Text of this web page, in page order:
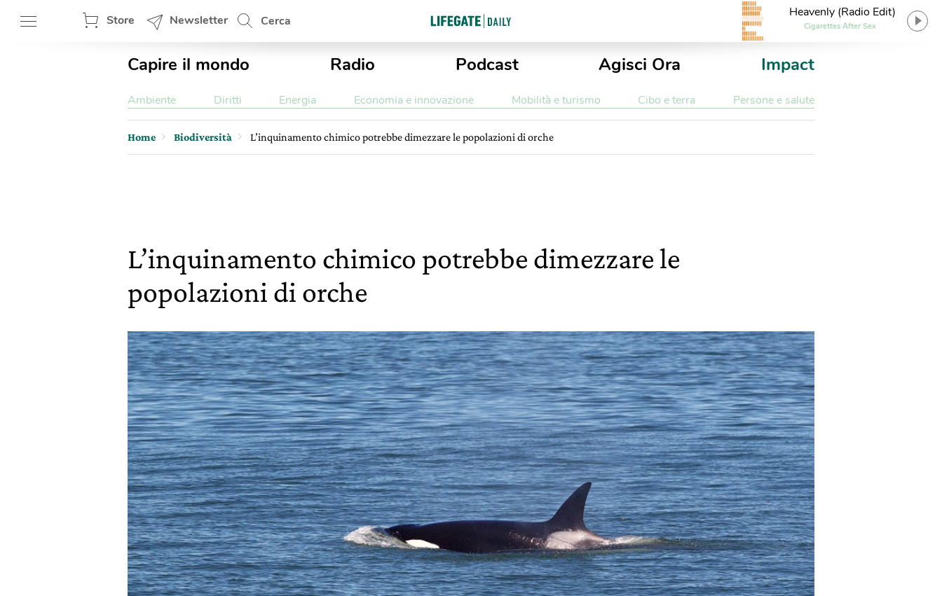
Store Newsletter Cerca
Heavenly (Radio Edit)
Cigarettes After Sex
Capire il mondo Radio Podcast Agisci Ora Impact
Ambiente Diritti Energia Economia e innovazione Mobilità e turismo Cibo e terra Persone e salute
Home Biodiversità L’inquinamento chimico potrebbe dimezzare le popolazioni di orche
L’inquinamento chimico potrebbe dimezzare le
popolazioni di orche